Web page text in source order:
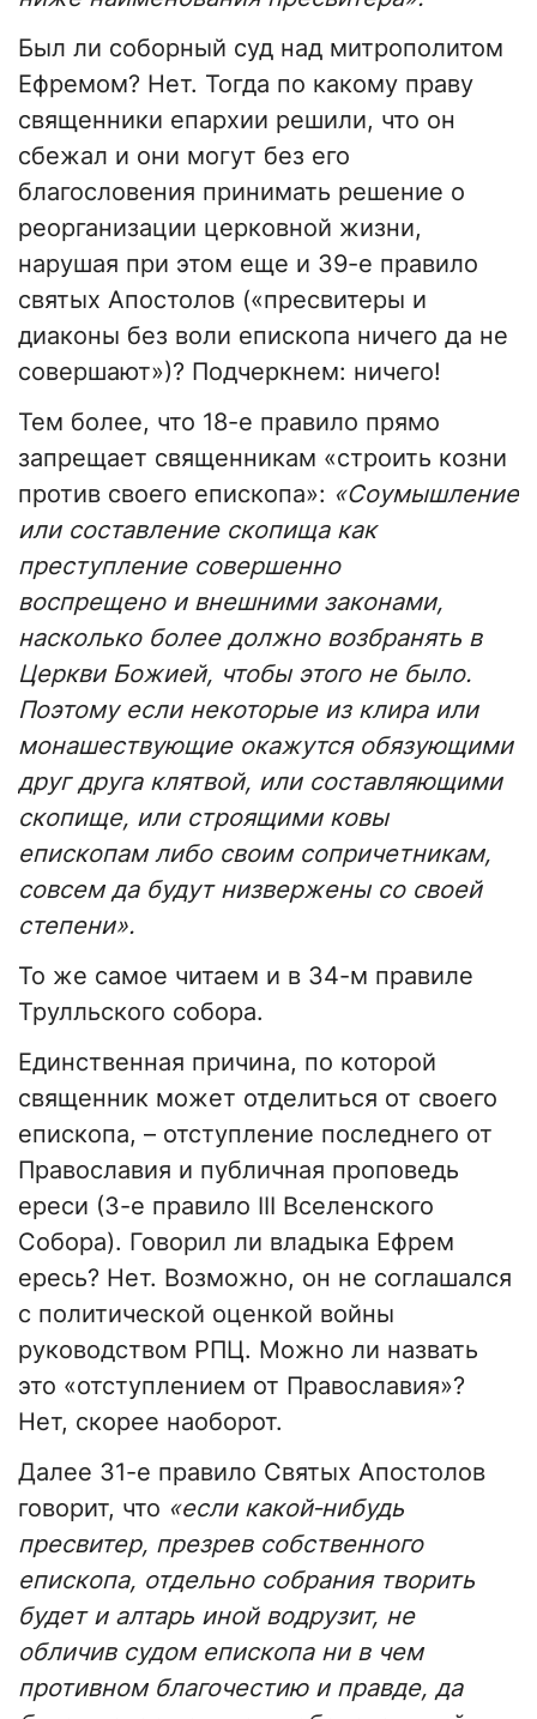
Был ли соборный суд над митрополитом
Ефремом? Нет. Тогда по какому праву
священники епархии решили, что он
сбежал и они могут без его
благословения принимать решение о
реорганизации церковной жизни,
нарушая при этом еще и 39-е правило
святых Апостолов («пресвитеры и
диаконы без воли епископа ничего да не
совершают»)? Подчеркнем: ничего!
Тем более, что 18-е правило прямо
запрещает священникам «строить козни
против своего епископа»: «Соумышление
или составление скопища как
преступление совершенно
воспрещено и внешними законами,
насколько более должно возбранять в
Церкви Божией, чтобы этого не было.
Поэтому если некоторые из клира или
монашествующие окажутся обязующими
друг друга клятвой, или составляющими
скопище, или строящими ковы
епископам либо своим сопричетникам,
совсем да будут низвержены со своей
степени».
То же самое читаем и в 34-м правиле
Трулльского собора.
Единственная причина, по которой
священник может отделиться от своего
епископа, – отступление последнего от
Православия и публичная проповедь
ереси (3-е правило III Вселенского
Собора). Говорил ли владыка Ефрем
ересь? Нет. Возможно, он не соглашался
с политической оценкой войны
руководством РПЦ. Можно ли назвать
это «отступлением от Православия»?
Нет, скорее наоборот.
Далее 31-е правило Святых Апостолов
говорит, что «если какой‑нибудь
пресвитер, презрев собственного
епископа, отдельно собрания творить
будет и алтарь иной водрузит, не
обличив судом епископа ни в чем
противном благочестию и правде, да